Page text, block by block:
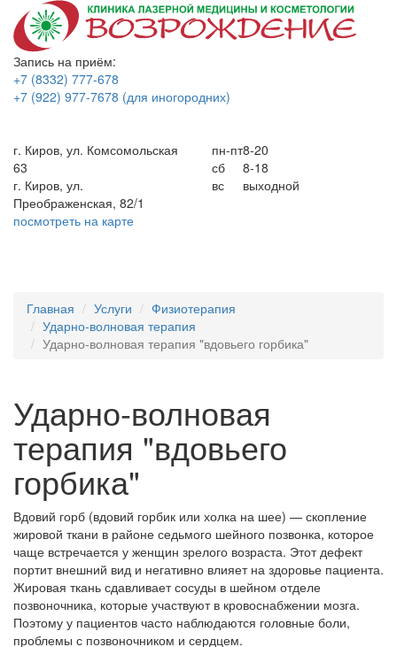
Запись на приём:
+7 (8332) 777-678
+7 (922) 977-7678 (для иногородних)
г. Киров, ул. Комсомольская
63
г. Киров, ул.
Преображенская, 82/1
посмотреть на карте
пн-пт8-20
сб
8-18
вс
выходной
Главная Услуги
Физиотерапия
Ударно-волновая терапия
Ударно-волновая терапия "вдовьего горбика"
Ударно-волновая
терапия "вдовьего
горбика"
Вдовий горб (вдовий горбик или холка на шее) — скопление
жировой ткани в районе седьмого шейного позвонка, которое
чаще встречается у женщин зрелого возраста. Этот дефект
портит внешний вид и негативно влияет на здоровье пациента.
Жировая ткань сдавливает сосуды в шейном отделе
позвоночника, которые участвуют в кровоснабжении мозга.
Поэтому у пациентов часто наблюдаются головные боли,
проблемы с позвоночником и сердцем.